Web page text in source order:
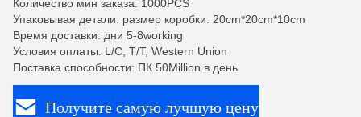
Количество мин заказа: 1000PCS
Упаковывая детали: размер коробки: 20cm*20cm*10cm
Время доставки: дни 5-8working
Условия оплаты: L/C, T/T, Western Union
Поставка способности: ПК 50Million в день
Получите самую лучшую цену